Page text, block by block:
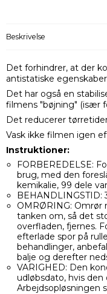
Beskrivelse
Det forhindrer, at der
antistatiske
Det har også en
filmens "bøjning" (især
Det reducerer
Vask ikke filmen igen
Instruktioner:
FORBEREDELSE:
brug, med den
kemikalie, 99 dele
BEHANDLINGSTID:
OMRØRING:
tanken om, så det
overfladen, fjernes.
efterlade spor på
behandlinger,
balje og derefter
VARIGHED: Den
udløbsdato, hvis den
Arbejdsopløsningen